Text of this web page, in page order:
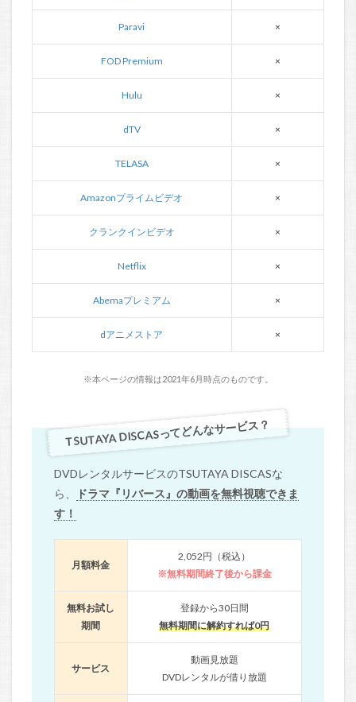
Paravi ×
FOD Premium ×
Hulu ×
dTV ×
TELASA ×
Amazonプライムビデオ ×
クランクインビデオ ×
Netflix ×
Abemaプレミアム ×
dアニメストア ×
※本ページの情報は2021年6月時点のものです。
TSUTAYA DISCASってどんなサービス？
DVDレンタルサービスのTSUTAYA DISCASな
ら、
ドラマ『リバース』の動画を無料視聴できま
す！
月額料金
2,052円（税込）
※無料期間終了後から課金
無料お試し
期間
登録から30日間
無料期間に解約すれば0円
サービス
動画見放題
DVDレンタルが借り放題